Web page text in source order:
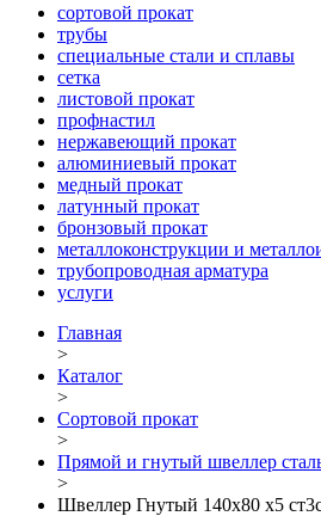
сортовой прокат
трубы
специальные стали и сплавы
сетка
листовой прокат
профнастил
нержавеющий прокат
алюминиевый прокат
медный прокат
латунный прокат
бронзовый прокат
металлоконструкции и
трубопроводная арматура
услуги
Главная
>
Каталог
>
Сортовой прокат
>
Прямой и гнутый швеллер
>
Швеллер Гнутый 140х80 х5